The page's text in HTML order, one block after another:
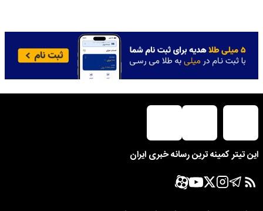
این تیتر کمینه ترین رسانه خبری ایران